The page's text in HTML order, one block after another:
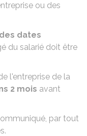
ou des
dates
du salarié doit être
l'entreprise de la
2 mois avant
par tout